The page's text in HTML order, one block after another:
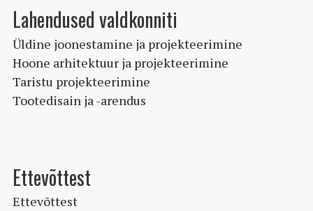
Lahendused valdkonniti
Üldine joonestamine ja projekteerimine
Hoone arhitektuur ja projekteerimine
Taristu projekteerimine
Tootedisain ja -arendus
Ettevõttest
Ettevõttest